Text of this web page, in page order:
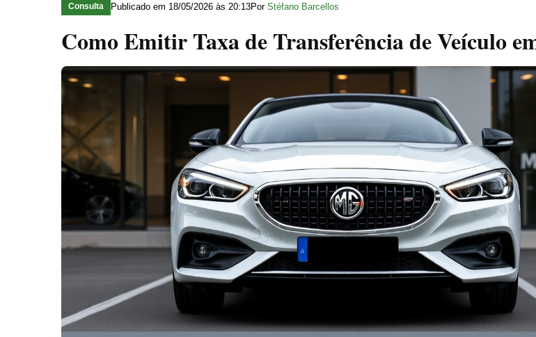
Consulta Publicado em 18/05/2026 às 20:13Por Stéfano Barcellos
Como Emitir Taxa de Transferência de Veículo